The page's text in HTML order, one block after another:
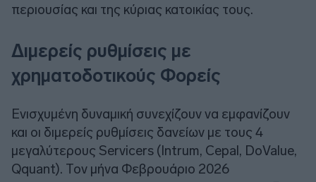
περιουσίας και της κύριας κατοικίας τους.
Διμερείς ρυθμίσεις με
χρηματοδοτικούς Φορείς
Ενισχυμένη δυναμική συνεχίζουν να εμφανίζουν
και οι διμερείς ρυθμίσεις δανείων με τους 4
μεγαλύτερους Servicers (Intrum, Cepal, DoValue,
Qquant). Τον μήνα Φεβρουάριο 2026